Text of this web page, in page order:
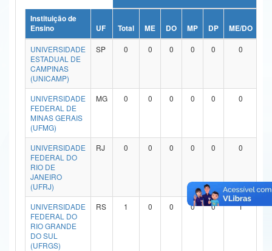
Ministério da Ciência, Tecnologia, Inovações e Comunicações
Ministério do Meio Ambiente
Ministério do Turismo
Ministério do Desenvolvimento Regional
Controladoria-Geral da União
Ministério da Mulher, da Família e dos Direitos Humanos
Secretaria-Geral
Secretaria de Governo
Gabinete de Segurança Institucional
Advocacia-Geral da União
Instituição de
Ensino
UF Total ME DO MP DP ME/DO
UNIVERSIDADE
ESTADUAL DE
CAMPINAS
(UNICAMP)
SP 0 0 0 0 0 0
UNIVERSIDADE
FEDERAL DE
MINAS GERAIS
(UFMG)
MG 0 0 0 0 0 0
UNIVERSIDADE
FEDERAL DO
RIO DE
JANEIRO
(UFRJ)
RJ 0 0 0 0 0 0
UNIVERSIDADE
FEDERAL DO
RIO GRANDE
DO SUL
(UFRGS)
RS 1 0 0 0 0 1